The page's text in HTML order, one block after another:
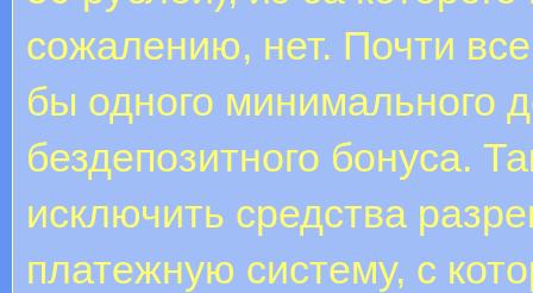
сожалению, нет. Почти
бы одного минимального
бездепозитного бонуса.
исключить средства
платежную систему, с